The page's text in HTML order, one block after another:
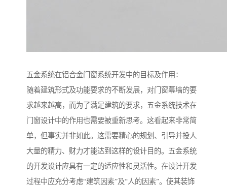
五金系统在铝合金门窗系统开发中的目标及作用：
随着建筑形式及功能要求的不断发展，对门窗幕墙的要
求越来越高，而为了满足建筑的要求，五金系统技术在
门窗设计中的作用也需要被重新思考。这看起来非常简
单，但事实并非如此。这需要精心的规划、引导并投人
大量的精力、财力才能达到这样的设计目的。五金系统
的开发设计应具有一定的适应性和灵活性。在设计开发
过程中应充分考虑“建筑因素”及“人的因素”。使其装饰